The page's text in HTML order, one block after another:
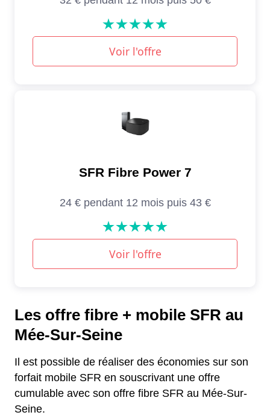
Les offre fibre + mobile SFR au
Mée-Sur-Seine
Il est possible de réaliser des économies sur son
forfait mobile SFR en souscrivant une offre
cumulable avec son offre fibre SFR au Mée-Sur-
Seine.